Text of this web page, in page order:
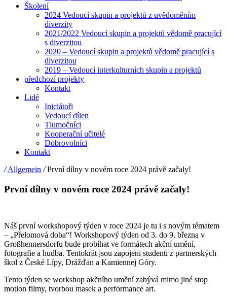
Školení
2024 Vedoucí skupin a projektů z uvědoměním
diverzity
2021/2022 Vedoucí skupin a projektů vědomě pracující
s diverzitou
2020 – Vedoucí skupin a projektů vědomě pracující s
diverzitou
2019 – Vedoucí interkulturních skupin a projektů
předchozí projekty
Kontakt
Lidé
Iniciátoři
Vedoucí dílen
Tlumočníci
Kooperační učitelé
Dobrovolníci
Kontakt
/ Allgemein / První dílny v novém roce 2024 právě začaly!
První dílny v novém roce 2024 právě začaly!
Náš první workshopový týden v roce 2024 je tu i s novým tématem
– „Přelomová doba“! Workshopový týden od 3. do 9. března v
Großhennersdorfu bude probíhat ve formátech akční umění,
fotografie a hudba. Tentokrát jsou zapojeni studenti z partnerských
škol z České Lípy, Drážďan a Kamiennej Góry.
Tento týden se workshop akčního umění zabývá mimo jiné stop
motion filmy, tvorbou masek a performance art.